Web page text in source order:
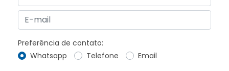
Preferência de contato:
Whatsapp
Telefone Email